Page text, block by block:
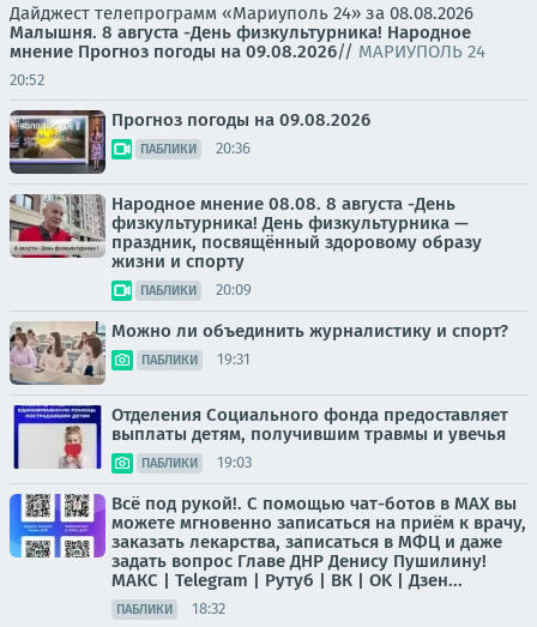
Дайджест телепрограмм «Мариуполь 24» за 08.08.2026
Малышня. 8 августа -День физкультурника! Народное
мнение Прогноз погоды на 09.08.2026// МАРИУПОЛЬ 24
20:52
Прогноз погоды на 09.08.2026
ПАБЛИКИ 20:36
Народное мнение 08.08. 8 августа -День
физкультурника! День физкультурника —
праздник, посвящённый здоровому образу
жизни и спорту
ПАБЛИКИ 20:09
Можно ли объединить журналистику и спорт?
ПАБЛИКИ 19:31
Отделения Социального фонда предоставляет
выплаты детям, получившим травмы и увечья
ПАБЛИКИ 19:03
Всё под рукой!. С помощью чат-ботов в МАХ вы
можете мгновенно записаться на приём к врачу,
заказать лекарства, записаться в МФЦ и даже
задать вопрос Главе ДНР Денису Пушилину!
МАКС | Telegram | Рутуб | ВК | OK | Дзен...
ПАБЛИКИ 18:32